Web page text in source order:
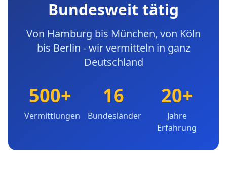
Bundesweit tätig
Von Hamburg bis München, von Köln
bis Berlin - wir vermitteln in ganz
Deutschland
500+
Vermittlungen
16
Bundesländer
20+
Jahre
Erfahrung